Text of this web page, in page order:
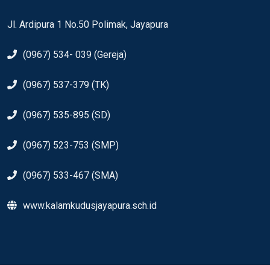
Jl. Ardipura 1 No.50 Polimak, Jayapura
(0967) 534- 039 (Gereja)
(0967) 537-379 (TK)
(0967) 535-895 (SD)
(0967) 523-753 (SMP)
(0967) 533-467 (SMA)
www.kalamkudusjayapura.sch.id